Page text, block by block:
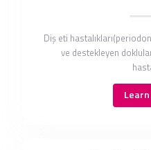
Diş eti
ve destekleyen